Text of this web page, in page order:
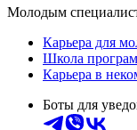
Молодым
Карьера для
Школа
Карьера в
Боты для